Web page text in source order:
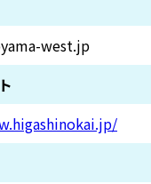
west.jp